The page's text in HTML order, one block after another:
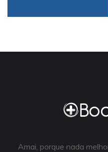
Amai, porque nada